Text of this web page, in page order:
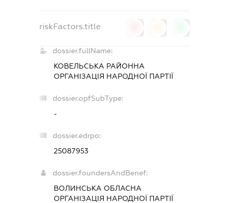
riskFactors.title
dossier.fullName:
КОВЕЛЬСЬКА РАЙОННА
ОРГАНІЗАЦІЯ НАРОДНОЇ ПАРТІЇ
dossier.opfSubType:
-
dossier.edrpo:
25087953
dossier.foundersAndBenef:
ВОЛИНСЬКА ОБЛАСНА
ОРГАНІЗАЦІЯ НАРОДНОЇ ПАРТІЇ